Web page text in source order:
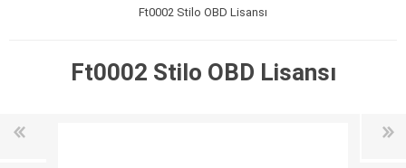
Ft0002 Stilo OBD Lisansı
Ft0002 Stilo OBD Lisansı